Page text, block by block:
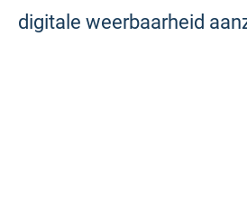
digitale weerbaarheid